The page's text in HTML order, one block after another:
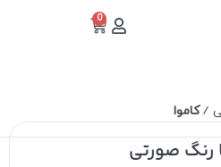
0
کاموا
کنید
رنگ صورتی